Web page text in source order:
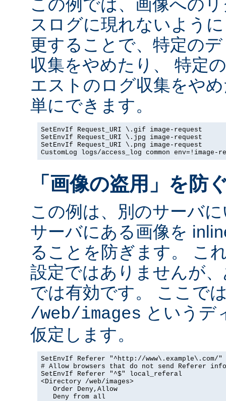
この例では、画像への
スログに現れないよう
更することで、特定の
収集をやめたり、 特定
エストのログ収集をや
単にできます。
SetEnvIf Request_URI \.gif image-request
SetEnvIf Request_URI \.jpg image-request
SetEnvIf Request_URI \.png image-request
CustomLog logs/access_log common env=!image-
「画像の盗用」を防
この例は、別のサーバ
サーバにある画像を
ることを防ぎます。 こ
設定ではありませんが
では有効です。 ここで
/web/images というデ
仮定します。
SetEnvIf Referer "^http://
# Allow browsers that do not send Referer info
SetEnvIf Referer "^$" local_referal
<Directory /web/images>
   Order Deny,Allow
   Deny from all